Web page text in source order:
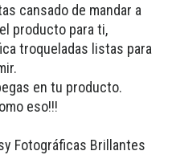
cansado de mandar a
producto para ti,
troqueladas listas para
en tu producto.
eso!!!
Fotográficas Brillantes